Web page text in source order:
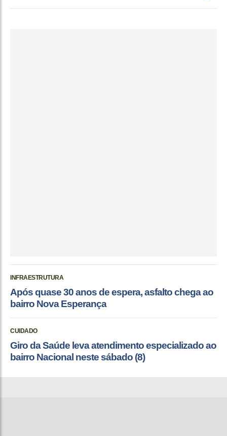
INFRAESTRUTURA
Após quase 30 anos de espera, asfalto chega ao
bairro Nova Esperança
CUIDADO
Giro da Saúde leva atendimento especializado ao
bairro Nacional neste sábado (8)